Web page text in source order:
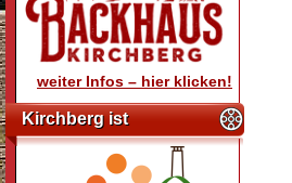
weiter Infos – hier klicken!
Kirchberg ist